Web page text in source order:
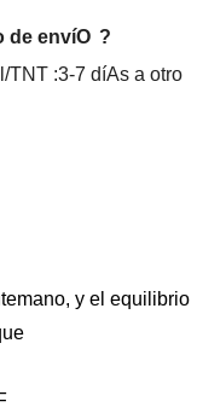
de envíO ?
TNT :3-7 díAs a otro
y el equilibrio